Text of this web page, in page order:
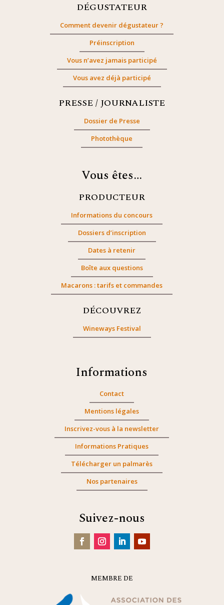
DÉGUSTATEUR
Comment devenir dégustateur ?
Préinscription
Vous n’avez jamais participé
Vous avez déjà participé
PRESSE / JOURNALISTE
Dossier de Presse
Photothèque
Vous êtes…
PRODUCTEUR
Informations du concours
Dossiers d’inscription
Dates à retenir
Boîte aux questions
Macarons : tarifs et commandes
DÉCOUVREZ
Wineways Festival
Informations
Contact
Mentions légales
Inscrivez-vous à la newsletter
Informations Pratiques
Télécharger un palmarès
Nos partenaires
Suivez-nous
MEMBRE DE